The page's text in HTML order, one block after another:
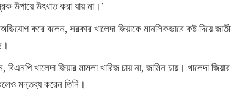
উপায়ে উৎখাত করা যায় না।’
করে বলেন, সরকার খালেদা জিয়াকে মানসিকভাবে কষ্ট দিয়ে জাতীয়
খালেদা জিয়ার মামলা খারিজ চায় না, জামিন চায়। খালেদা
মন্তব্য করেন তিনি।